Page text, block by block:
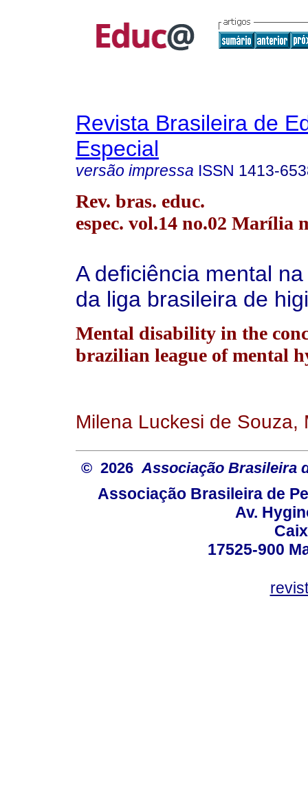
Revista Brasileira de
Especial
versão impressa ISSN 1413-
Rev. bras. educ.
espec. vol.14 no.02 Marília
A deficiência mental
da liga brasileira de
Mental disability in the
brazilian league of mental
Milena Luckesi de Souza,
© 2026 Associação Brasileira
Associação Brasileira de
Av.
17525-900